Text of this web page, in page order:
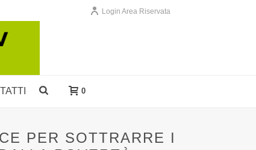
Login Area Riservata
0
PER SOTTRARRE I